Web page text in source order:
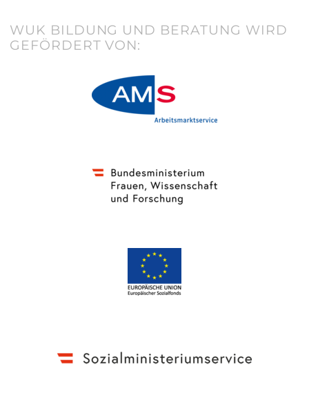
WUK BILDUNG UND BERATUNG WIRD
GEFÖRDERT VON: